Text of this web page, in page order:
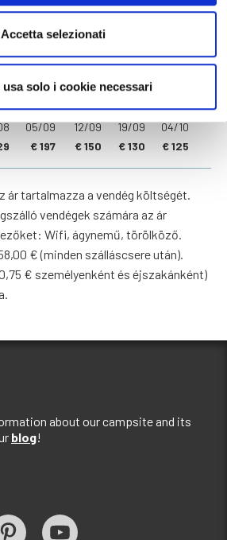
Accetta selezionati
usa solo i cookie necessari
06/06
20/06
€ 193
20/06
04/07
€ 216
04/07
11/07
€ 259
11/07
25/07
05/09
€ 197
12/09
€ 150
19/09
€ 130
04/10
€ 125
ár tartalmazza a vendég költségét.
vendégek számára az ár
Wifi, ágynemű, törölköző.
€ (minden szálláscsere után).
€ személyenként és éjszakánként)
about our campsite and its
blog!